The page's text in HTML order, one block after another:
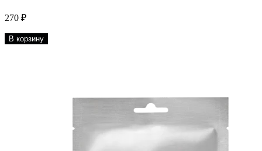
270 ₽
В корзину